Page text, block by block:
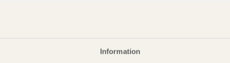
Information